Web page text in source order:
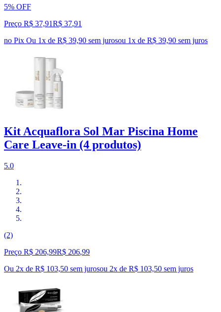
5% OFF
Preço R$ 37,91R$ 37,91
no Pix Ou 1x de R$ 39,90 sem jurosou 1x de R$ 39,90 sem juros
Kit Acquaflora Sol Mar Piscina Home
Care Leave-in (4 produtos)
5.0
(2)
Preço R$ 206,99R$ 206,99
Ou 2x de R$ 103,50 sem jurosou 2x de R$ 103,50 sem juros